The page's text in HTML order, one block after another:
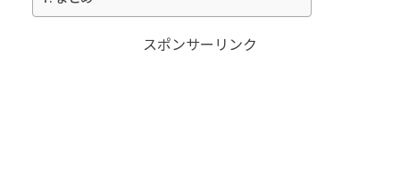
スポンサーリンク